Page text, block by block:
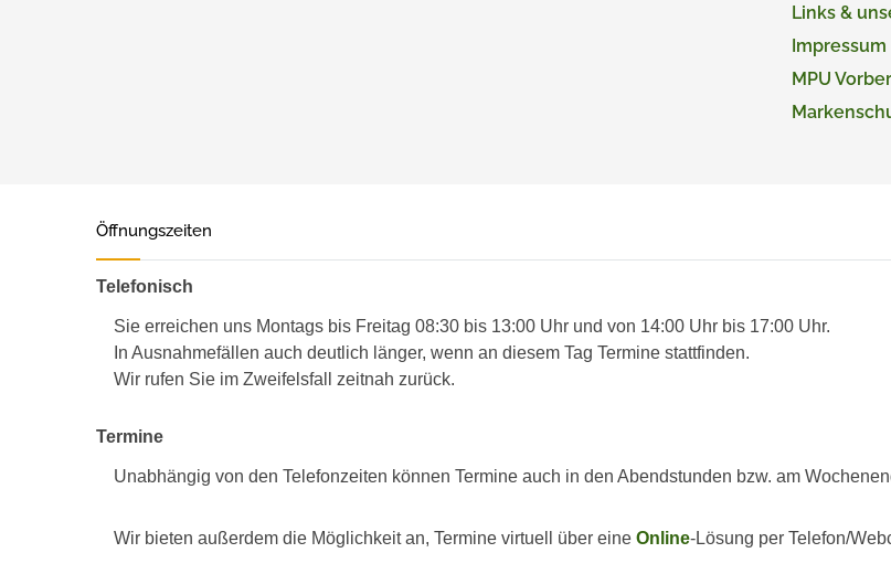
Links &
Impressum
MPU
Öffnungszeiten
Telefonisch
Sie erreichen uns Montags bis Freitag 08:30 bis 13:00 Uhr und von 14:00 Uhr bis 17:00 Uhr.
In Ausnahmefällen auch deutlich länger, wenn an diesem Tag Termine stattfinden.
Wir rufen Sie im Zweifelsfall zeitnah zurück.
Termine
Unabhängig von den Telefonzeiten können Termine auch in den Abendstunden bzw. am
Wir bieten außerdem die Möglichkeit an, Termine virtuell über eine Online-Lösung per Telefon/